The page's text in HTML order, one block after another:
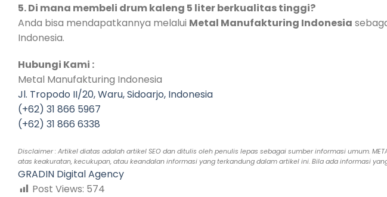
5. Di mana membeli drum kaleng 5 liter berkualitas tinggi?
Anda bisa mendapatkannya melalui Metal Manufakturing Indonesia
Indonesia.
Hubungi Kami :
Metal Manufakturing Indonesia
Jl. Tropodo II/20, Waru, Sidoarjo, Indonesia
(+62) 31 866 5967
(+62) 31 866 6338
Disclaimer : Artikel diatas adalah artikel SEO dan ditulis oleh penulis lepas sebagai sumber informasi umum.
atas keakuratan, kecukupan, atau keandalan informasi yang terkandung dalam artikel ini. Bila ada informasi
GRADIN Digital Agency
Post Views: 574